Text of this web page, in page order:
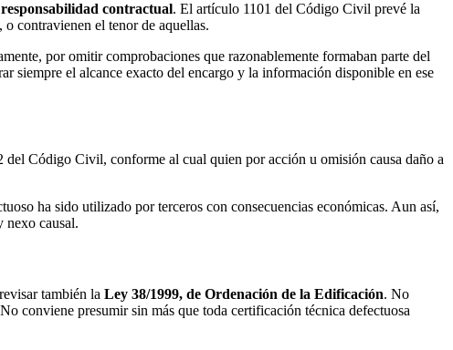
responsabilidad contractual. El artículo 1101 del Código Civil prevé la
contravienen el tenor de aquellas.
por omitir comprobaciones que razonablemente formaban parte del
siempre el alcance exacto del encargo y la información disponible en ese
Código Civil, conforme al cual quien por acción u omisión causa daño a
ha sido utilizado por terceros con consecuencias económicas. Aun así,
nexo causal.
también la Ley 38/1999, de Ordenación de la Edificación. No
conviene presumir sin más que toda certificación técnica defectuosa